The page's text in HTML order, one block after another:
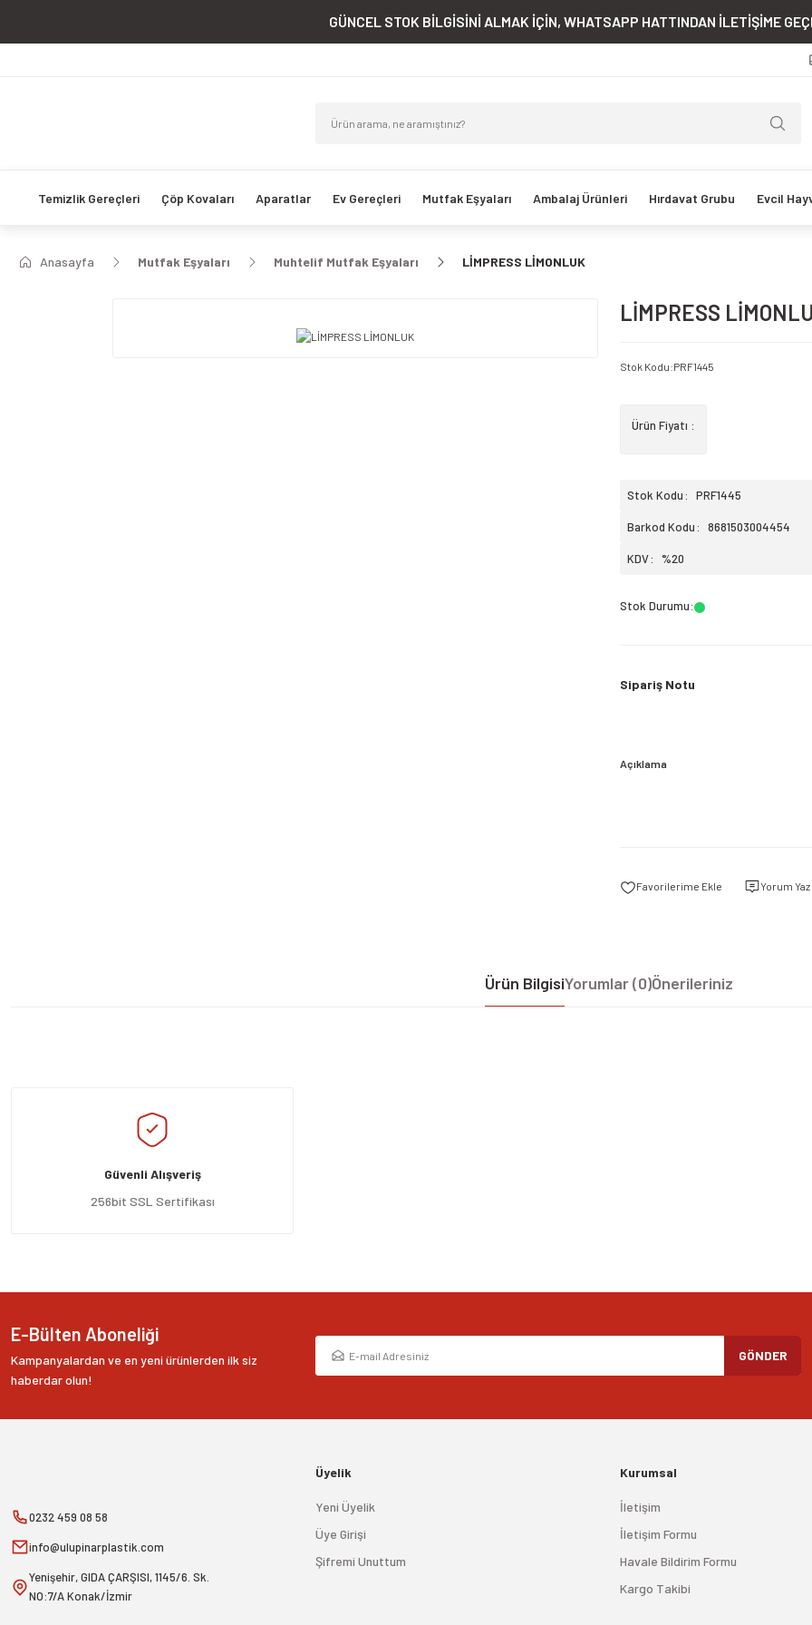
GÜNCEL STOK BİLGİSİNİ ALMAK İÇİN, WHATSAPP HATTINDAN İLETİŞİME
Temizlik Gereçleri Çöp Kovaları Aparatlar Ev Gereçleri Mutfak Eşyaları Ambalaj Ürünleri Hırdavat Grubu Evcil
Anasayfa Mutfak Eşyaları Muhtelif Mutfak Eşyaları LİMPRESS LİMONLUK
LİMPRESS
Stok Kodu:PRF1445
Ürün Fiyatı :
Stok Kodu PRF1445
Barkod Kodu 8681503004454
KDV %20
Stok Durumu:
Sipariş Notu
Açıklama
Yorum Yaz
Ürün BilgisiYorumlar (0)Önerileriniz
Ürün resmi kalitesiz, bozuk veya görüntülenemiyor.
Ürün açıklamasında eksik bilgiler bulunuyor.
Ürün bilgilerinde hatalar bulunuyor.
Ürün fiyatı diğer sitelerden daha pahalı.
Güvenli Alışveriş
256bit SSL Sertifikası
E-Bülten Aboneliği
Kampanyalardan ve en yeni ürünlerden ilk siz
haberdar olun!
GÖNDER
0232 459 08 58
info@ulupinarplastik.com
Yenişehir, GIDA ÇARŞISI, 1145/6. Sk.
NO:7/A Konak/İzmir
Üyelik
Yeni Üyelik
Üye Girişi
Şifremi Unuttum
Kurumsal
İletişim
İletişim Formu
Havale Bildirim Formu
Kargo Takibi